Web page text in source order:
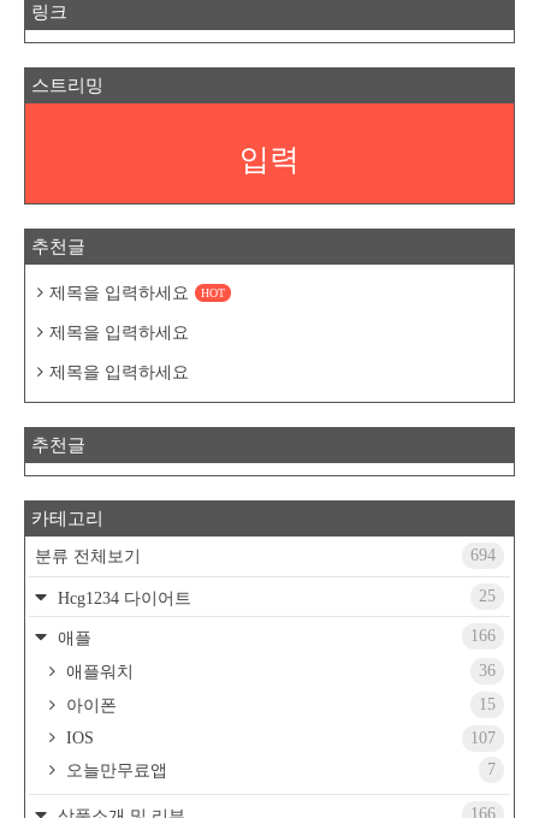
링크
스트리밍
입력
추천글
제목을 입력하세요 HOT
제목을 입력하세요
제목을 입력하세요
추천글
카테고리
분류 전체보기 694
Hcg1234 다이어트 25
애플
166
애플워치
36
아이폰
15
IOS
107
오늘만무료앱
7
166